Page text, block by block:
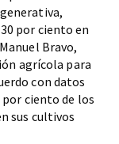
por ciento en
Bravo,
agrícola para
con datos
ciento de los
sus cultivos